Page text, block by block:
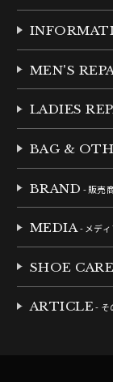
MEN'S
LADIES
BAG &
BRAND - 販売
MEDIA- メデ
SHOE CARE
ARTICLE- そ